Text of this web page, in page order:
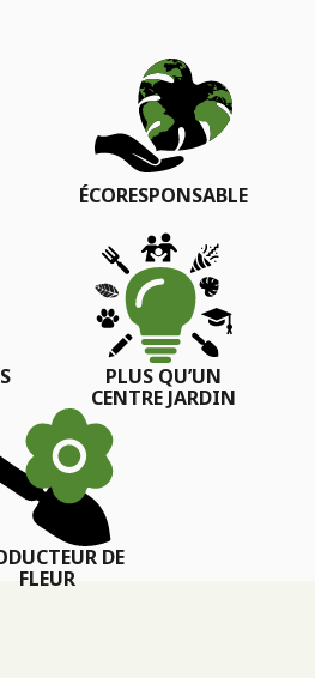
ÉCORESPONSABLE
PLUS QU’UN
CENTRE JARDIN
DE
FLEUR